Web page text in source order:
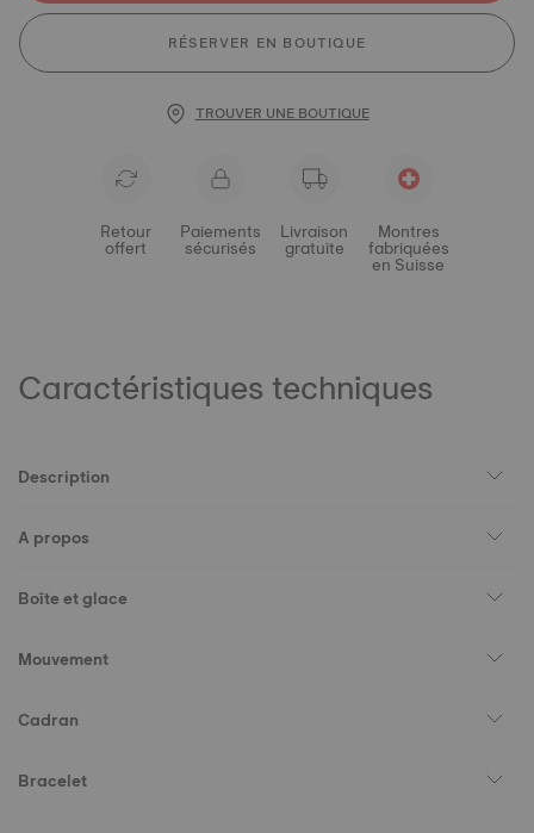
RÉSERVER EN BOUTIQUE
TROUVER UNE BOUTIQUE
Retour
offert
Paiements
sécurisés
Livraison
gratuite
Montres
fabriquées
en Suisse
Caractéristiques techniques
Description
A propos
Boîte et glace
Mouvement
Cadran
Bracelet